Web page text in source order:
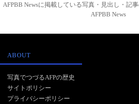
AFPBB Newsに掲載している写真・見出し・記
AFPBB News
ABOUT
写真でつづるAFPの歴史
サイトポリシー
プライバシーポリシー